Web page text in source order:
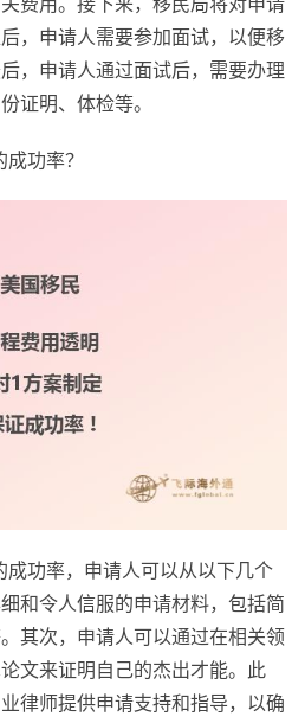
，申请人需要参加面试，以便移
，申请人通过面试后，需要办理
证明、体检等。
功率？
成功率，申请人可以从以下几个
和令人信服的申请材料，包括简
其次，申请人可以通过在相关领
文来证明自己的杰出才能。此
律师提供申请支持和指导，以确